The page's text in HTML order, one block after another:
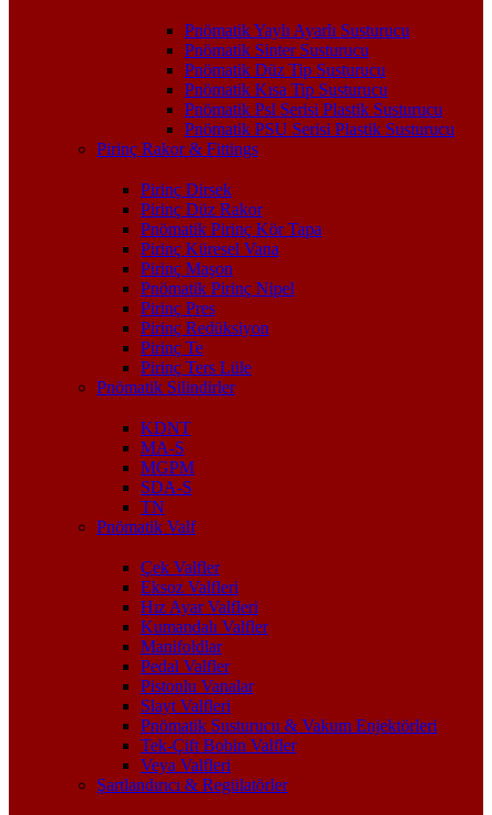
Pnömatik Yaylı Ayarlı Susturucu
Pnömatik Sinter Susturucu
Pnömatik Düz Tip Susturucu
Pnömatik Kısa Tip Susturucu
Pnömatik Psl Serisi Plastik Susturucu
Pnömatik PSU Serisi Plastik Susturucu
Pirinç Rakor & Fittings
Pirinç Dirsek
Pirinç Düz Rakor
Pnömatik Pirinç Kör Tapa
Pirinç Küresel Vana
Pirinç Maşon
Pnömatik Pirinç Nipel
Pirinç Pres
Pirinç Redüksiyon
Pirinç Te
Pirinç Ters Lüle
Pnömatik Silindirler
KDNT
MA-S
MGPM
SDA-S
TN
Pnömatik Valf
Çek Valfler
Eksoz Valfleri
Hız Ayar Valfleri
Kumandalı Valfler
Manifoldlar
Pedal Valfler
Pistonlu Vanalar
Slayt Valfleri
Pnömatik Susturucu & Vakum Enjektörleri
Tek-Çift Bobin Valfler
Veya Valfleri
Şartlandırıcı & Regülatörler